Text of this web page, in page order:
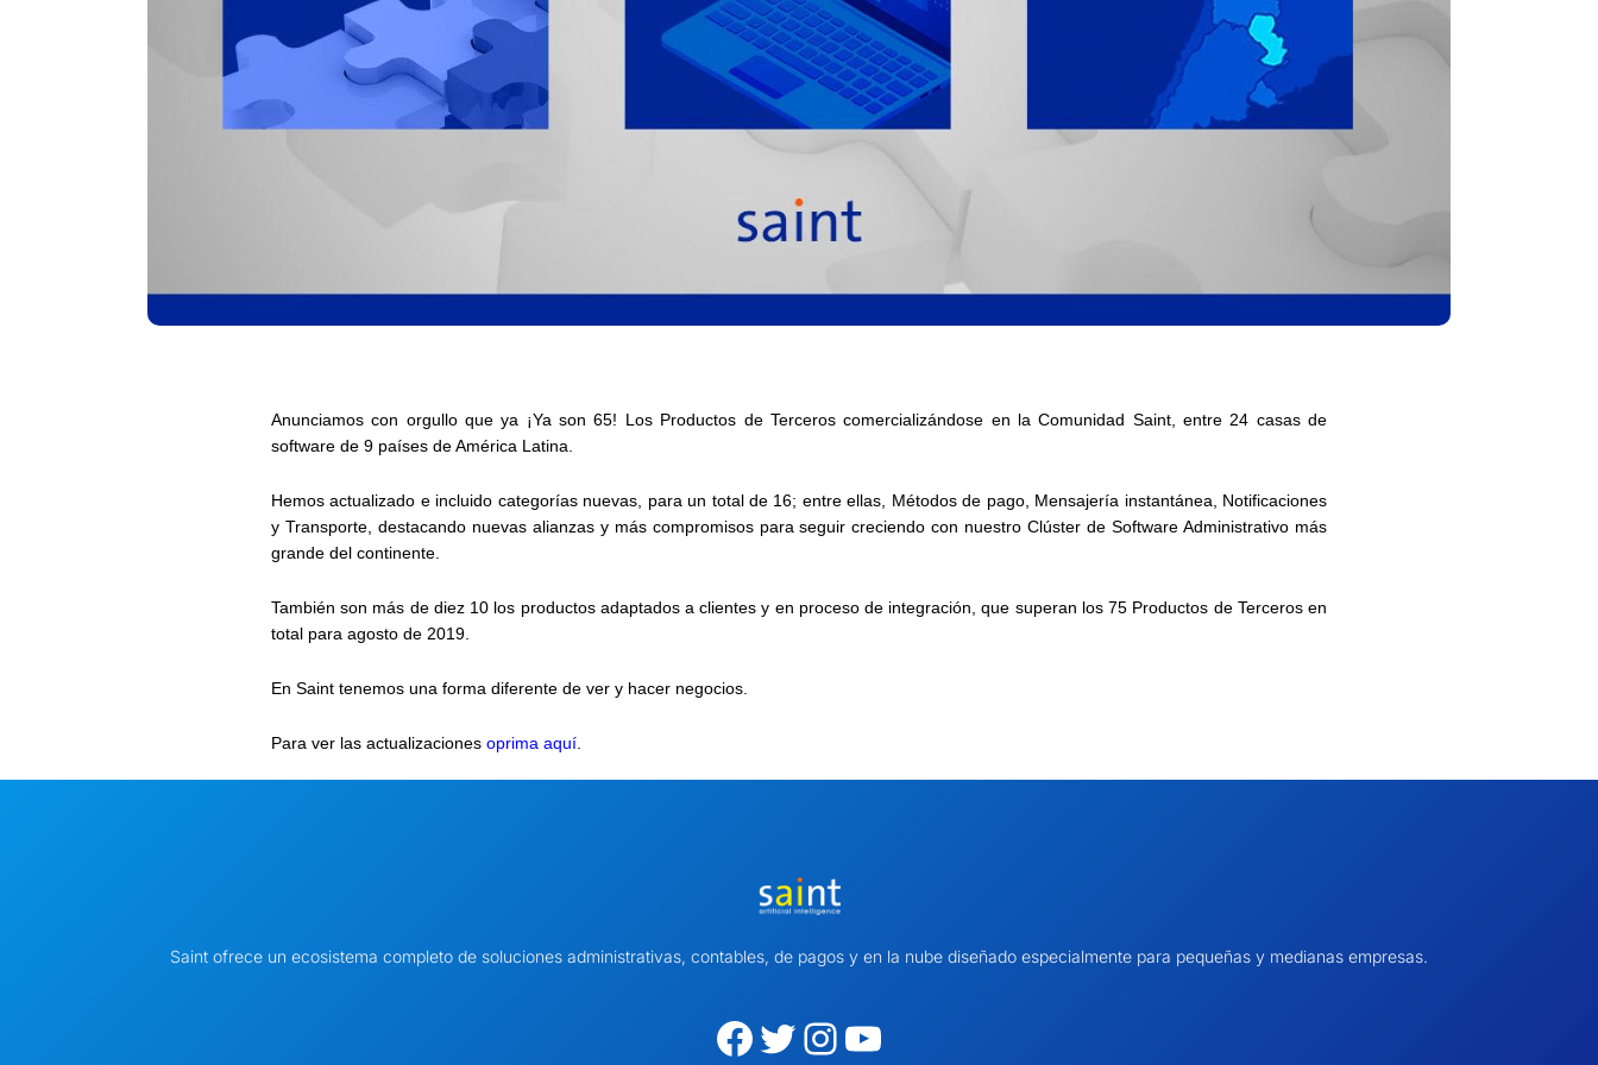
Anunciamos con orgullo que ya ¡Ya son 65! Los Productos de Terceros comercializándose en la Comunidad Saint, entre 24 casas de
software de 9 países de América Latina.
Hemos actualizado e incluido categorías nuevas, para un total de 16; entre ellas, Métodos de pago, Mensajería instantánea, Notificaciones
y Transporte, destacando nuevas alianzas y más compromisos para seguir creciendo con nuestro Clúster de Software Administrativo más
grande del continente
También son más de diez 10 los productos adaptados a clientes y en proceso de integración, que superan los75 Productos de Tercerosen
total para agosto de 2019.
En Saint tenemos una forma diferente de ver y hacer negocios.
Para ver las actualizaciones oprima aquí
Saint ofrece un ecosistema completo de soluciones administrativas, contables, de pagos y en la nube diseñado especialmente para pequeñas y medianas empresas.
Facebook Twitter Instagram YouTube